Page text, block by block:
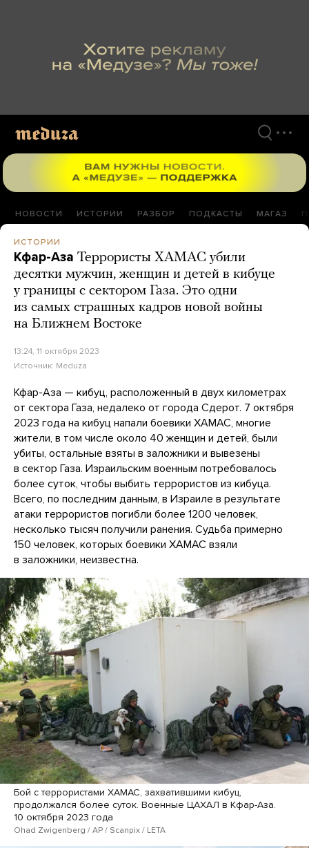
НОВОСТИ ИСТОРИИ РАЗБОР ПОДКАСТЫ МАГАЗ
ИСТОРИИ
Кфар-Аза Террористы ХАМАС убили
десятки мужчин, женщин и детей в кибуце
у границы с сектором Газа. Это одни
из самых страшных кадров новой войны
на Ближнем Востоке
13:24, 11 октября 2023
Источник: Meduza
Кфар-Аза — кибуц, расположенный в двух километрах
от сектора Газа, недалеко от города Сдерот. 7 октября
2023 года на кибуц напали боевики ХАМАС, многие
жители, в том числе около 40 женщин и детей, были
убиты, остальные взяты в заложники и вывезены
в сектор Газа. Израильским военным потребовалось
более суток, чтобы выбить террористов из кибуца.
Всего, по последним данным, в Израиле в результате
атаки террористов погибли более 1200 человек,
несколько тысяч получили ранения. Судьба примерно
150 человек, которых боевики ХАМАС взяли
в заложники, неизвестна.
Бой с террористами ХАМАС, захватившими кибуц,
продолжался более суток. Военные ЦАХАЛ в Кфар-Аза.
10 октября 2023 года
Ohad Zwigenberg / AP / Scanpix / LETA